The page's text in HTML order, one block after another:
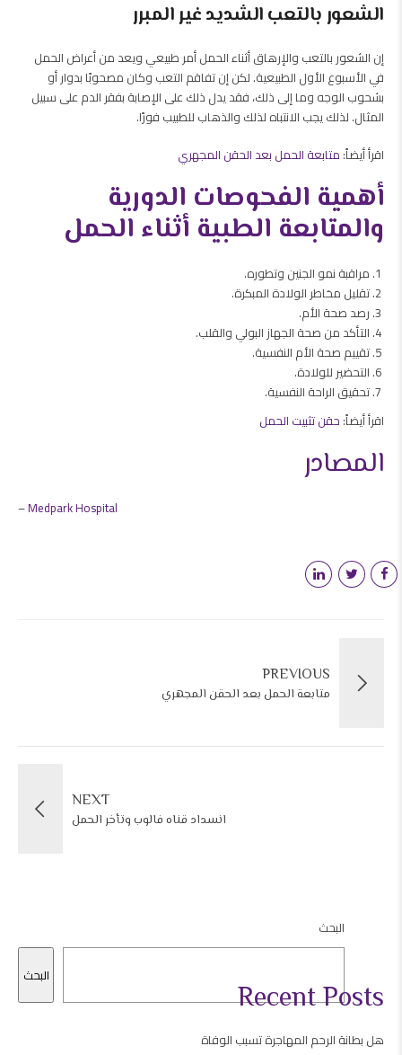
الشعور بالتعب الشديد غير المبرر
إن الشعور بالتعب والإرهاق أثناء الحمل أمر طبيعي ويعد من أعراض الحمل
في الأسبوع الأول الطبيعية. لكن إن تفاقم التعب وكان مصحوبًا بدوار أو
بشحوب الوجه وما إلى ذلك، فقد يدل ذلك على الإصابة بفقر الدم على سبيل
المثال. لذلك يجب الانتباه لذلك والذهاب للطبيب فورًا.
اقرأ أيضاً: متابعة الحمل بعد الحقن المجهري
أهمية الفحوصات الدورية
والمتابعة الطبية أثناء الحمل
مراقبة نمو الجنين وتطوره.
تقليل مخاطر الولادة المبكرة.
رصد صحة الأم.
التأكد من صحة الجهاز البولي والقلب.
تقييم صحة الأم النفسية.
التحضير للولادة.
تحقيق الراحة النفسية.
اقرأ أيضاً: حقن تثبيت الحمل
المصادر
Medpark Hospital
–
PREVIOUS
متابعة الحمل بعد الحقن المجهري
NEXT
انسداد قناه فالوب وتأخر الحمل
البحث
البحث
Recent Posts
هل بطانة الرحم المهاجرة تسبب الوفاة